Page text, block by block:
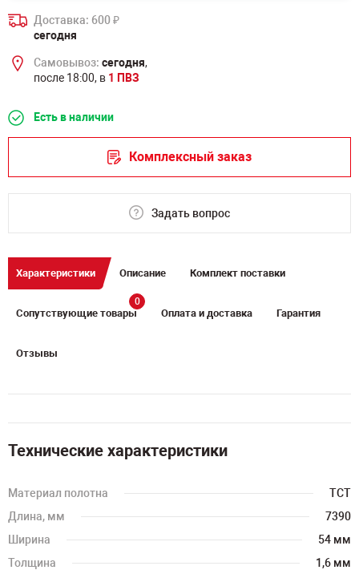
Доставка: 600₽
сегодня
Самовывоз: сегодня,
после 18:00, в 1 ПВЗ
Есть в наличии
Комплексный заказ
Задать вопрос
Характеристики Описание Комплект поставки
Сопутствующие товары
0
Оплата и доставка Гарантия
Отзывы
Технические характеристики
Материал полотна
TCT
Длина, мм
7390
Ширина
54 мм
Толщина
1,6 мм